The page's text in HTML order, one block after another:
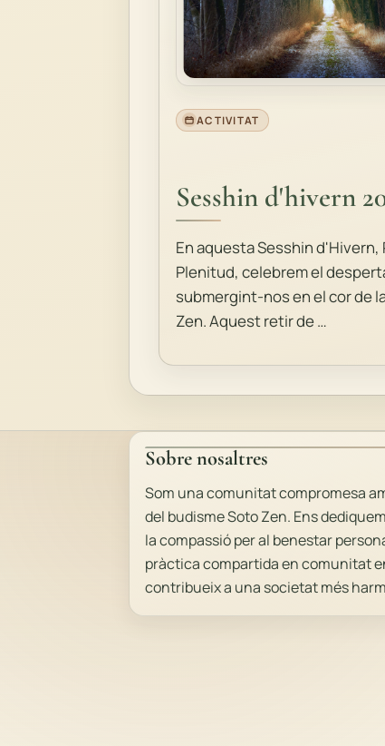
ACTIVITAT
Sesshin d'hivern
En aquesta Sesshin d'Hivern,
Plenitud, celebrem el
submergint-nos en el cor de
Zen. Aquest retir de …
Sobre nosaltres
Som una comunitat compromesa
del budisme Soto Zen. Ens
la compassió per al benestar
pràctica compartida en comunitat
contribueix a una societat més